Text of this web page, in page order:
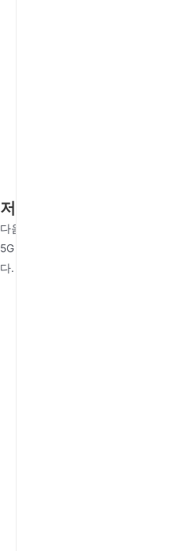
고속 5G 데이터
라우터를 장시간 사용할 때
통풍이 잘 되는 곳에 두십시
내장된 4400
연장하려면 장치를 24시간
대신, 완전히 충전한 후 배터
시 일부 전문가용 모델은 “배
저지연 및 높은 보안을 위
다음의 소프트웨어 로직은
5G 신호가 사용 가능한 Wi-Fi로 얼
다.
브라
십시오. 연결된 노트북과 태
면, 이 프로토콜이 활성화되
전 표준보다 여러 장치 연결
통화나 대용량 파일 전송 시
대부분의 장
사에서 제공하는 APN 세부
에서 “제한된 연결” 문제를
이용할 경우, '데이터 로밍' 기
보안
주요 이유입니다. 라우터 설
L2TP 또는 PPTP)를 직접 구